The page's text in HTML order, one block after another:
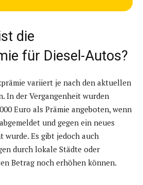
die
für Diesel-Autos?
variiert je nach den aktuellen
In der Vergangenheit wurden
Euro als Prämie angeboten, wenn
und gegen ein neues
wurde. Es gibt jedoch auch
durch lokale Städte oder
Betrag noch erhöhen können.